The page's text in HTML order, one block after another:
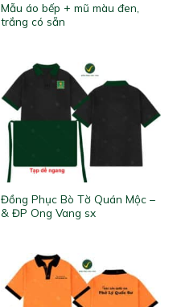
Mẫu áo bếp + mũ màu đen,
trắng có sẵn
Đồng Phục Bò Tờ Quán Mộc –
& ĐP Ong Vang sx